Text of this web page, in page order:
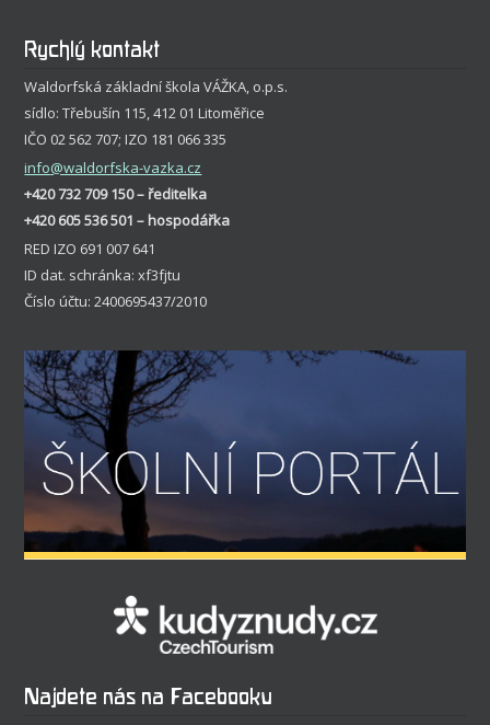
Rychlý kontakt
Waldorfská základní škola VÁŽKA, o.p.s.
sídlo: Třebušín 115, 412 01 Litoměřice
IČO 02 562 707; IZO 181 066 335
info@waldorfska-vazka.cz
+420 732 709 150 – ředitelka
+420 605 536 501 – hospodářka
RED IZO 691 007 641
ID dat. schránka: xf3fjtu
Číslo účtu: 2400695437/2010
Najdete nás na Facebooku